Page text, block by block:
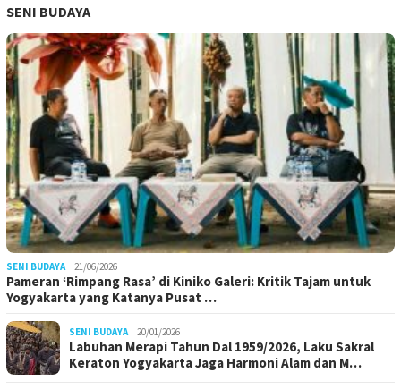
SENI BUDAYA
SENI BUDAYA 21/06/2026
Pameran ‘Rimpang Rasa’ di Kiniko Galeri: Kritik Tajam untuk
Yogyakarta yang Katanya Pusat …
SENI BUDAYA 20/01/2026
Labuhan Merapi Tahun Dal 1959/2026, Laku Sakral
Keraton Yogyakarta Jaga Harmoni Alam dan M…